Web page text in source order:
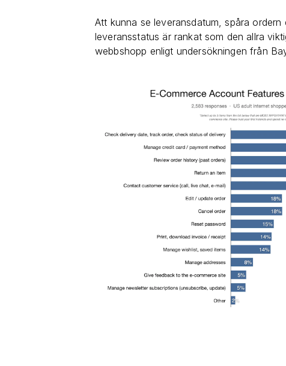
Att kunna se leveransdatum, spåra
leveransstatus är rankat som den allra
webbshopp enligt undersökningen från